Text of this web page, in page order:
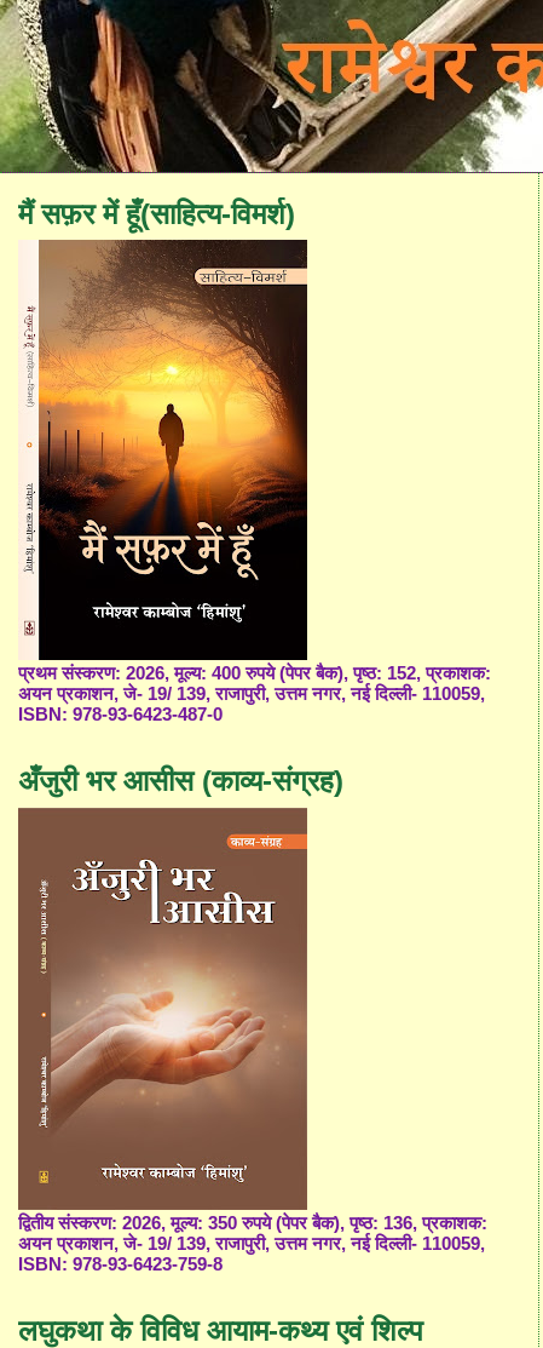
मैं सफ़र में हूँ(साहित्य-विमर्श)
प्रथम संस्करण: 2026, मूल्य: 400 रुपये (पेपर बैक), पृष्ठ: 152, प्रकाशक:
अयन प्रकाशन, जे- 19/ 139, राजापुरी, उत्तम नगर, नई दिल्ली- 110059,
ISBN: 978-93-6423-487-0
अँजुरी भर आसीस (काव्य-संग्रह)
द्वितीय संस्करण: 2026, मूल्य: 350 रुपये (पेपर बैक), पृष्ठ: 136, प्रकाशक:
अयन प्रकाशन, जे- 19/ 139, राजापुरी, उत्तम नगर, नई दिल्ली- 110059,
ISBN: 978-93-6423-759-8
लघुकथा के विविध आयाम-कथ्य एवं शिल्प